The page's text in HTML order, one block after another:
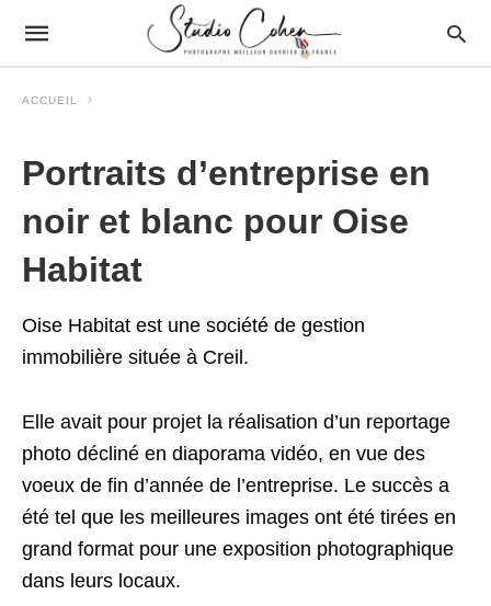
ACCUEIL
Portraits d’entreprise en
noir et blanc pour Oise
Habitat
Oise Habitat est une société de gestion
immobilière située à Creil.
Elle avait pour projet la réalisation d’un reportage
photo décliné en diaporama vidéo, en vue des
voeux de fin d’année de l’entreprise. Le succès a
été tel que les meilleures images ont été tirées en
grand format pour une exposition photographique
dans leurs locaux.